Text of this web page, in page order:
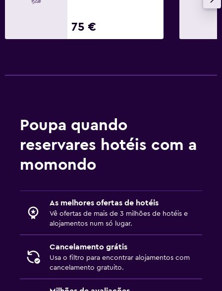
Quarto
Roupeiro ou armário
Terraço/pátio
Lavandaria
Serviço de lavandaria
75 €
Poupa quando
reservares hotéis com a
momondo
As melhores ofertas de hotéis
Vê ofertas de mais de 3 milhões de hotéis e
alojamentos num só lugar.
Cancelamento grátis
Usa o filtro para encontrar alojamentos com
cancelamento gratuito.